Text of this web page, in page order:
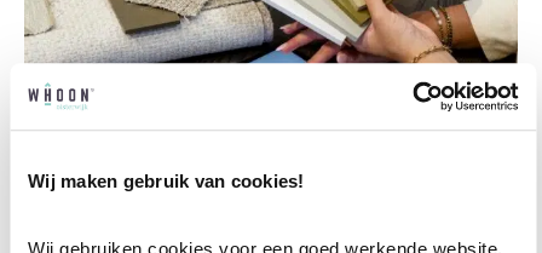
Wij maken gebruik van cookies!
Wij gebruiken cookies voor een goed werkende website,